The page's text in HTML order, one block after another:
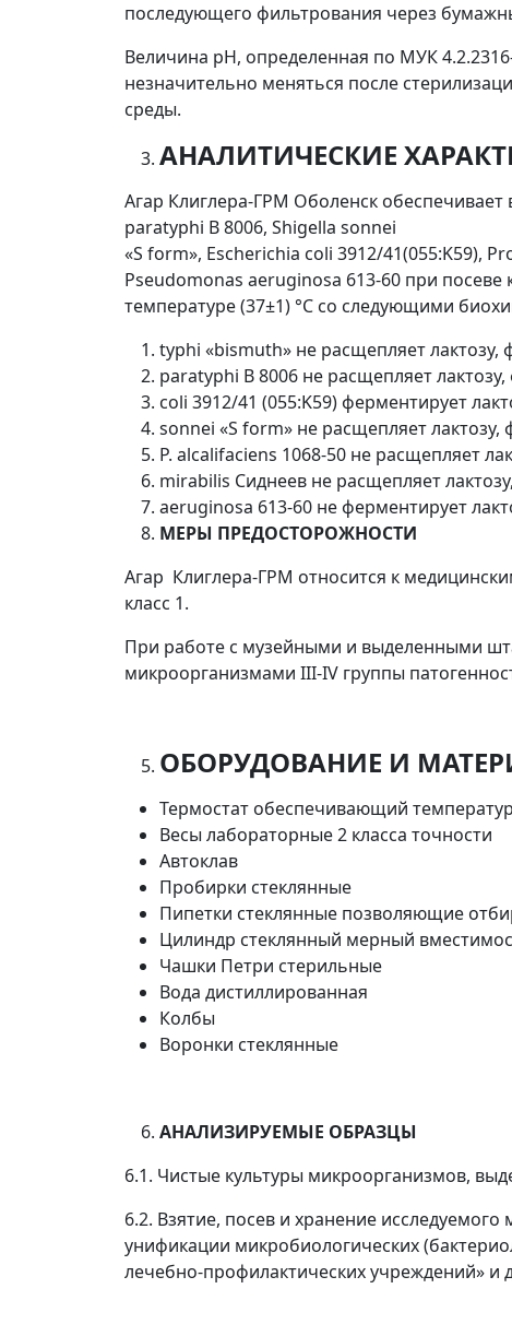
последующего фильтрования через
Величина рН, определенная по МУК
незначительно меняться после
среды.
АНАЛИТИЧЕСКИЕ
Агар Клиглера-ГРМ Оболенск
paratyphi B 8006, Shigella sonnei
«S form», Escherichia coli 3912/41(055:K59),
Pseudomonas aeruginosa 613-60 при
температуре (37±1) °С со следующими
typhi «bismuth» не расщепляет лактозу,
paratyphi B 8006 не расщепляет
coli 3912/41 (055:K59) ферментирует
sonnei «S form» не расщепляет
P. alcalifaciens 1068-50 не расщепляет
mirabilis Сиднеев не расщепляет
aeruginosa 613-60 не ферментирует
МЕРЫ ПРЕДОСТОРОЖНОСТИ
Агар Клиглера-ГРМ относится к
класс 1.
При работе с музейными и выделенными
микроорганизмами ΙΙΙ-ΙV группы
ОБОРУДОВАНИЕ И
Термостат обеспечивающий
Весы лабораторные 2 класса точности
Автоклав
Пробирки стеклянные
Пипетки стеклянные позволяющие
Цилиндр стеклянный мерный
Чашки Петри стерильные
Вода дистиллированная
Колбы
Воронки стеклянные
АНАЛИЗИРУЕМЫЕ ОБРАЗЦЫ
6.1. Чистые культуры микроорганизмов,
6.2. Взятие, посев и хранение
унификации микробиологических
лечебно-профилактических учреждений»